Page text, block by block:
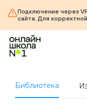
Подключение через
сайта. Для
Библиотека